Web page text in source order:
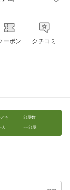
ーポン クチコミ
も
人
部屋数
--部屋